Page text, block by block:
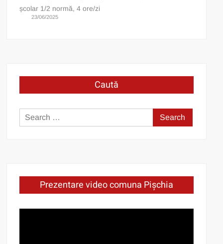
școlar 1/2 normă, 4 ore/zi
23/06/2025
Caută
Search
for:
Prezentare video comuna Pișchia